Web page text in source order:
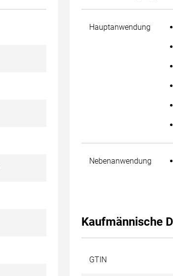
Hauptanwendung
Nebenanwendung
Kaufmännische
GTIN